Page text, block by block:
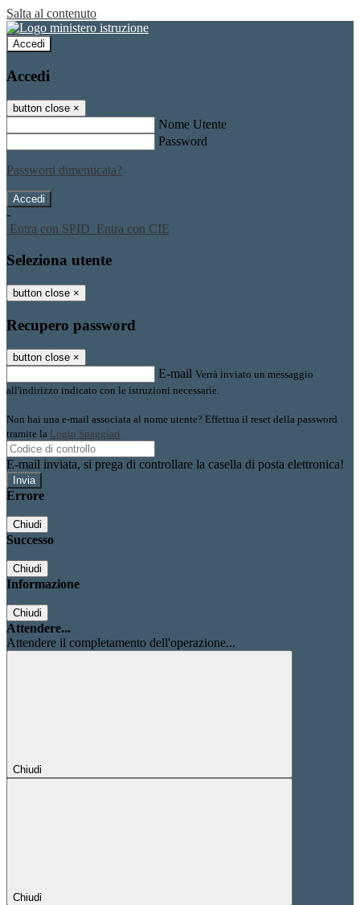
Salta al contenuto
Accedi
Accedi
button close ×
Nome Utente
Password
Password dimenticata?
-
Entra con SPID Entra con CIE
Seleziona utente
button close ×
Recupero password
button close ×
E-mail Verrà inviato un messaggio
all'indirizzo indicato con le istruzioni necessarie.
Non hai una e-mail associata al nome utente? Effettua il reset della password
tramite la Login Spaggiari
E-mail inviata, si prega di controllare la casella di posta elettronica!
Errore
Chiudi
Successo
Chiudi
Informazione
Chiudi
Attendere...
Attendere il completamento dell'operazione...
Chiudi
Chiudi